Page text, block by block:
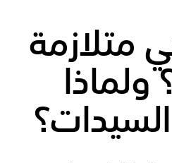
متلازمة